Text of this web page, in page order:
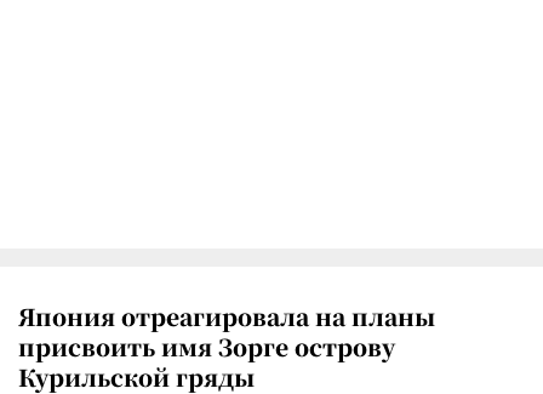
Япония отреагировала на планы
присвоить имя Зорге острову
Курильской гряды